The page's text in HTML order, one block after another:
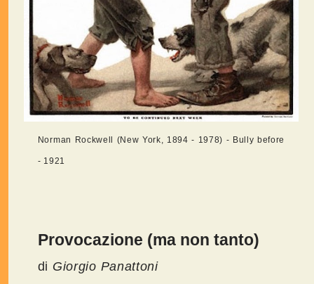
Norman Rockwell (New York, 1894 - 1978) - Bully before
- 1921
Provocazione (ma non tanto)
di Giorgio Panattoni